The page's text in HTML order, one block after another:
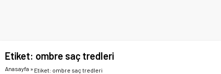
Etiket: ombre saç tredleri
Anasayfa » Etiket: ombre saç tredleri